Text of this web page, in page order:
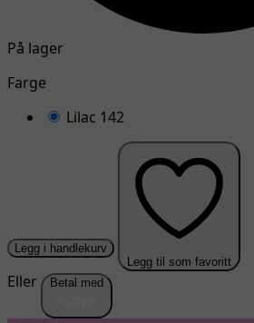
På lager
Farge
Lilac 142
Legg i handlekurv
Legg til som favoritt
Eller Betal med